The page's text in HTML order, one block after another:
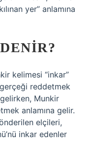
yer” anlamına
kelimesi “inkar”
reddetmek
Munkir
anlamına gelir.
elçileri,
inkar edenler